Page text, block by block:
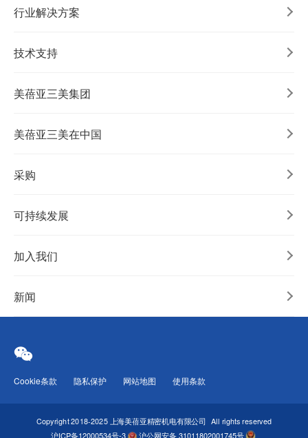
行业解决方案
技术支持
美蓓亚三美集团
美蓓亚三美在中国
采购
可持续发展
加入我们
新闻
Copyright 2018-2025 上海美蓓亚精密机电有限公司 All rights reserved
沪ICP备12000534号-3 沪公网安备 31011802001745号
Cookie条款 隐私保护 网站地图 使用条款